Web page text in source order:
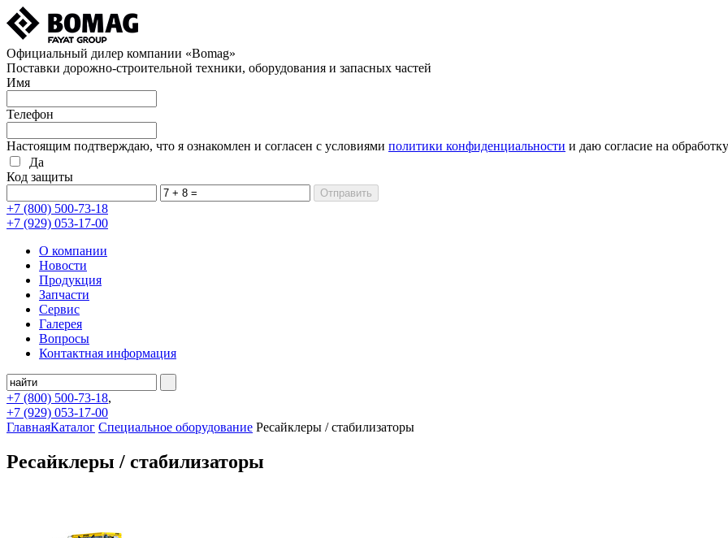
Официальный дилер компании «Bomag»
Поставки дорожно-строительной техники, оборудования и запасных частей
Имя
Телефон
Настоящим подтверждаю, что я ознакомлен и согласен с условиями политики конфиденциальности и даю согласие на
Да
Код защиты
+7 (800) 500-73-18
+7 (929) 053-17-00
О компании
Новости
Продукция
Запчасти
Сервис
Галерея
Вопросы
Контактная информация
+7 (800) 500-73-18,
+7 (929) 053-17-00
ГлавнаяКаталог Специальное оборудование Ресайклеры / стабилизаторы
Ресайклеры / стабилизаторы